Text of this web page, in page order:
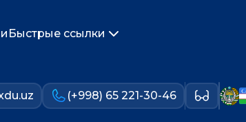
Быстрые ссылки
(+998) 65 221-30-46